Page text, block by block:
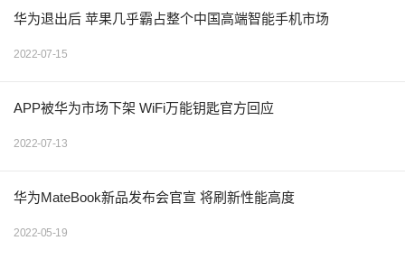
华为退出后 苹果几乎霸占整个中国高端智能手机市场
2022-07-15
APP被华为市场下架 WiFi万能钥匙官方回应
2022-07-13
华为MateBook新品发布会官宣 将刷新性能高度
2022-05-19